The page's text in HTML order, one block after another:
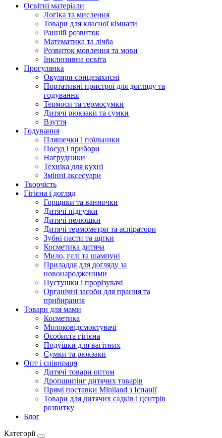
Освітні матеріали
Логіка та мислення
Товари для класної кімнати
Ранній розвиток
Математика та лічба
Розвиток мовлення та мови
Інклюзивна освіта
Прогулянка
Окуляри сонцезахисні
Портативні пристрої для догляду та
годування
Термоси та термосумки
Дитячі рюкзаки та сумки
Взуття
Годування
Пляшечки і поїльники
Посуд і прибори
Нагрудники
Техніка для кухні
Змінні аксесуари
Творчість
Гігієна і догляд
Горщики та ванночки
Дитячі підгузки
Дитячі пелюшки
Дитячі термометри та аспіратори
Зубні пасти та щітки
Косметика дитяча
Мило, гелі та шампуні
Приладдя для догляду за
новонародженими
Пустушки і прорізувачі
Органічні засоби для прання та
прибирання
Товари для мами
Косметика
Молоковідсмоктувачі
Особиста гігієна
Подушки для вагітних
Сумки та рюкзаки
Опт і співпраця
Дитячі товари оптом
Дропшипінг дитячих товарів
Прямі поставки Miniland з Іспанії
Товари для дитячих садків і центрів
розвитку
Блог
Категорії